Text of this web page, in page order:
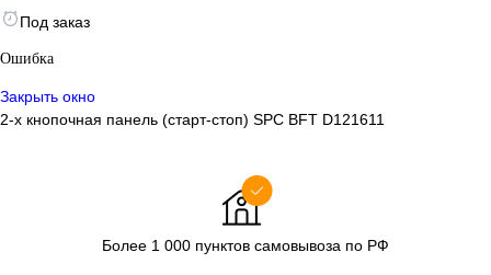
Под заказ
Ошибка
Закрыть окно
2-х кнопочная панель (старт-стоп) SPC BFT D121611
Более 1 000 пунктов самовывоза по РФ